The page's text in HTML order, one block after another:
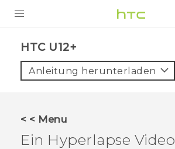
VIVE
HTC U12+‎
Anleitung herunterladen
< < Menu
Ein Hyperlapse Video